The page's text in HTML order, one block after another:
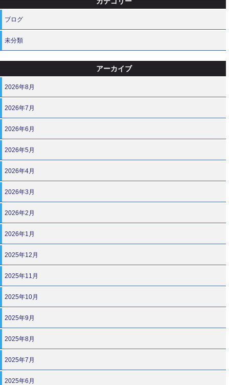
ブログ
未分類
アーカイブ
2026年8月
2026年7月
2026年6月
2026年5月
2026年4月
2026年3月
2026年2月
2026年1月
2025年12月
2025年11月
2025年10月
2025年9月
2025年8月
2025年7月
2025年6月